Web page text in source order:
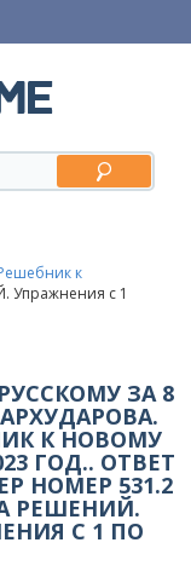
к
с 1
ЗА 8
К НОВОМУ
ГОД.. ОТВЕТ
НОМЕР 531.2
РЕШЕНИЙ.
С 1 ПО